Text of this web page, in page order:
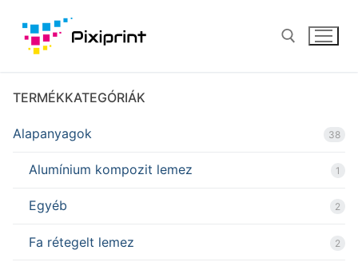
tartalomra
TERMÉKKATEGÓRIÁK
Alapanyagok 38
Alumínium kompozit lemez 1
Egyéb 2
Fa rétegelt lemez 2